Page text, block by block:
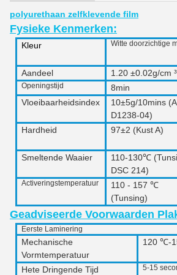
polyurethaan zelfklevende film
Fysieke Kenmerken:
Kleur Witte doorzichtige
Aandeel 1.20 ±0.02g/cm ³
Openingstijd 8min
Vloeibaarheidsindex
10±5g/10mins (
D1238-04)
Hardheid 97±2 (Kust A)
Smeltende Waaier
110-130℃
DSC 214)
Activeringstemperatuur
110 - 157 ℃
(Tunsing)
Geadviseerde Voorwaarden
Eerste Laminering
Mechanische
Vormtemperatuur
120 ℃-
Hete Dringende Tijd
5-15